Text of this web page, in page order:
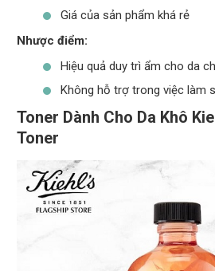
Giá của sản phẩm khá rẻ
Nhược điểm:
Hiệu quả duy trì ẩm cho da
Không hỗ trợ trong việc làm
Toner Dành Cho Da Khô
Toner